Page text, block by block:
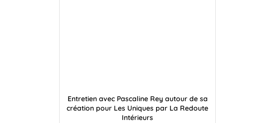
Entretien avec Pascaline Rey autour de sa
création pour Les Uniques par La Redoute
Intérieurs